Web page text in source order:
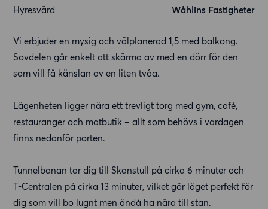
Hyresvärd
Wåhlins Fastigheter
Vi erbjuder en mysig och välplanerad 1,5 med balkong.
Sovdelen går enkelt att skärma av med en dörr för den
som vill få känslan av en liten tvåa.
Lägenheten ligger nära ett trevligt torg med gym, café,
restauranger och matbutik – allt som behövs i vardagen
finns nedanför porten.
Tunnelbanan tar dig till Skanstull på cirka 6 minuter och
T-Centralen på cirka 13 minuter, vilket gör läget perfekt för
dig som vill bo lugnt men ändå ha nära till stan.